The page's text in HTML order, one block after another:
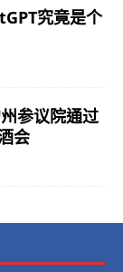
究竟是个
参议院通过
会